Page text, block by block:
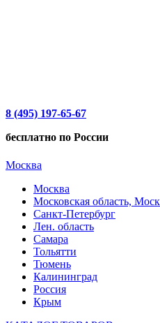
8 (495) 197-65-67
бесплатно по России
Москва
Москва
Московская область,
Санкт-Петербург
Лен. область
Самара
Тольятти
Тюмень
Калининград
Россия
Крым